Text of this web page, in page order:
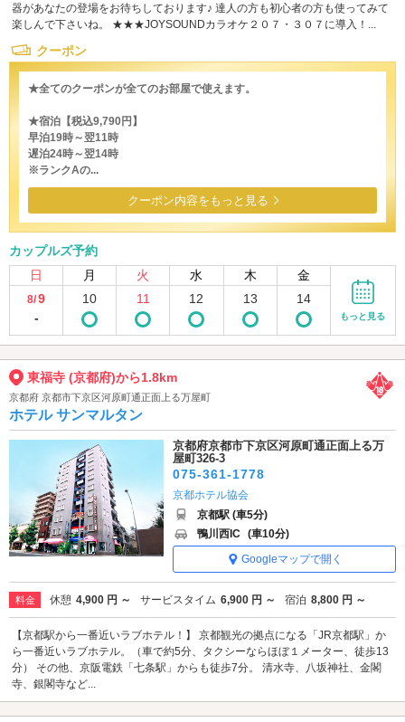
器があなたの登場をお待ちしております♪ 達人の方も初心者の方も使ってみて
楽しんで下さいね。 ★★★JOYSOUNDカラオケ２０７・３０７に導入！...
クーポン
★全てのクーポンが全てのお部屋で使えます。
★宿泊【税込9,790円】
早泊19時～翌11時
遅泊24時～翌14時
※ランクAの...
クーポン内容をもっと見る
カップルズ予約
日
月 火 水 木 金
8/9
-
10 11 12 13 14
もっと見る
東福寺 (京都府)から1.8km
京都府 京都市下京区河原町通正面上る万屋町
ホテル サンマルタン
京都府京都市下京区河原町通正面上る万
屋町326-3
075-361-1778
京都ホテル協会
京都駅 (車5分)
鴨川西IC (車10分)
Googleマップで開く
料金 休憩 4,900 円 ～ サービスタイム 6,900 円 ～ 宿泊 8,800 円 ～
【京都駅から一番近いラブホテル！】 京都観光の拠点になる「JR京都駅」か
ら一番近いラブホテル。（車で約5分、タクシーならほぼ１メーター、徒歩13
分） その他、京阪電鉄「七条駅」からも徒歩7分。 清水寺、八坂神社、金閣
寺、銀閣寺など...